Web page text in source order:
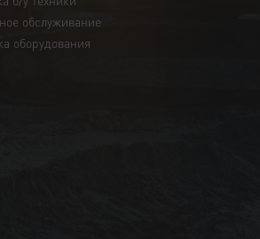
обслуживание
оборудования